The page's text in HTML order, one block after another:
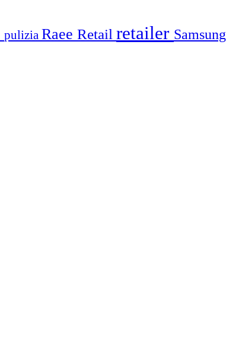
pulizia Raee Retail retailer Samsung